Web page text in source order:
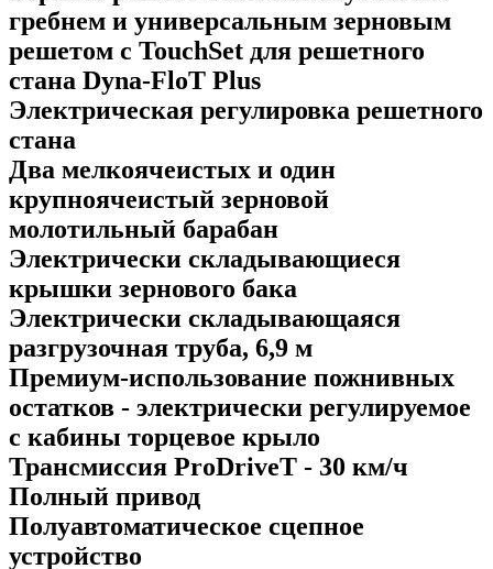
гребнем и универсальным зерновым
решетом с TouchSet для решетного
стана Dyna-FloT Plus
Электрическая регулировка решетного
стана
Два мелкоячеистых и один
крупноячеистый зерновой
молотильный барабан
Электрически складывающиеся
крышки зернового бака
Электрически складывающаяся
разгрузочная труба, 6,9 м
Премиум-использование пожнивных
остатков - электрически регулируемое
с кабины торцевое крыло
Трансмиссия ProDriveT - 30 км/ч
Полный привод
Полуавтоматическое сцепное
устройство